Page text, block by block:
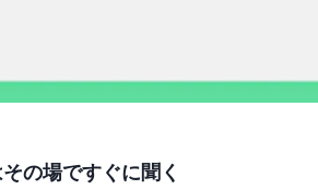
の場ですぐに聞く